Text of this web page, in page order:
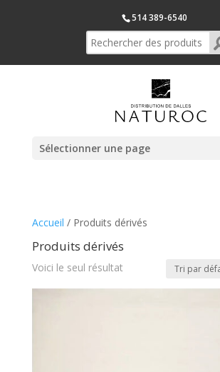
514 389-6540
Sélectionner une page
Accueil / Produits dérivés
Produits dérivés
Voici le seul résultat